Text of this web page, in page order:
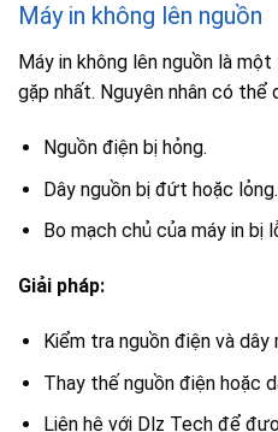
Máy in không lên nguồn
Máy in không lên nguồn là
gặp nhất. Nguyên nhân có thể
Nguồn điện bị hỏng.
Dây nguồn bị đứt hoặc lỏng.
Bo mạch chủ của máy in bị
Giải pháp:
Kiểm tra nguồn điện và dây
Thay thế nguồn điện hoặc
Liên hệ với Dlz Tech để